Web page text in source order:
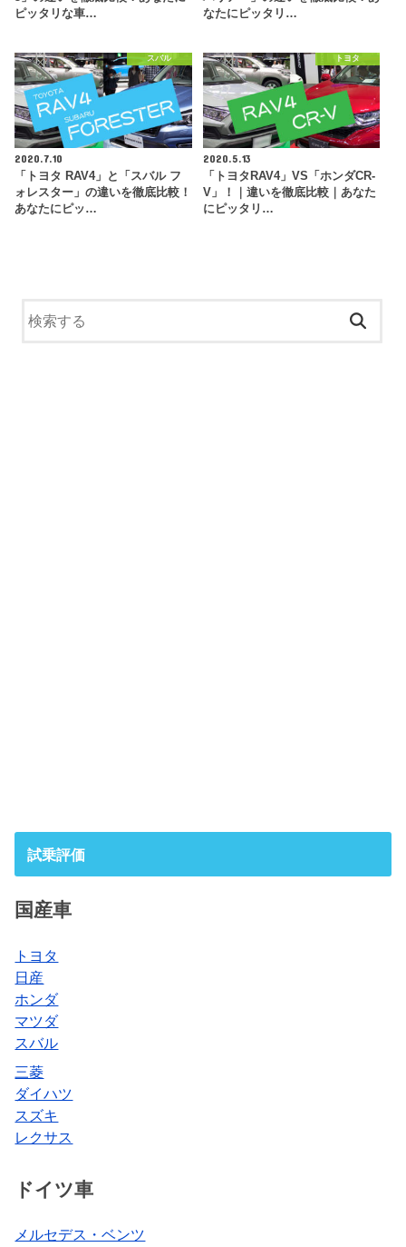
ピッタリな車…
なたにピッタリ…
スバル
2020.7.10
「トヨタ RAV4」と「スバル フ
ォレスター」の違いを徹底比較！
あなたにピッ…
トヨタ
2020.5.13
「トヨタRAV4」VS「ホンダCR-
V」！｜違いを徹底比較｜あなた
にピッタリ…
試乗評価
国産車
トヨタ
日産
ホンダ
マツダ
スバル
三菱
ダイハツ
スズキ
レクサス
ドイツ車
メルセデス・ベンツ